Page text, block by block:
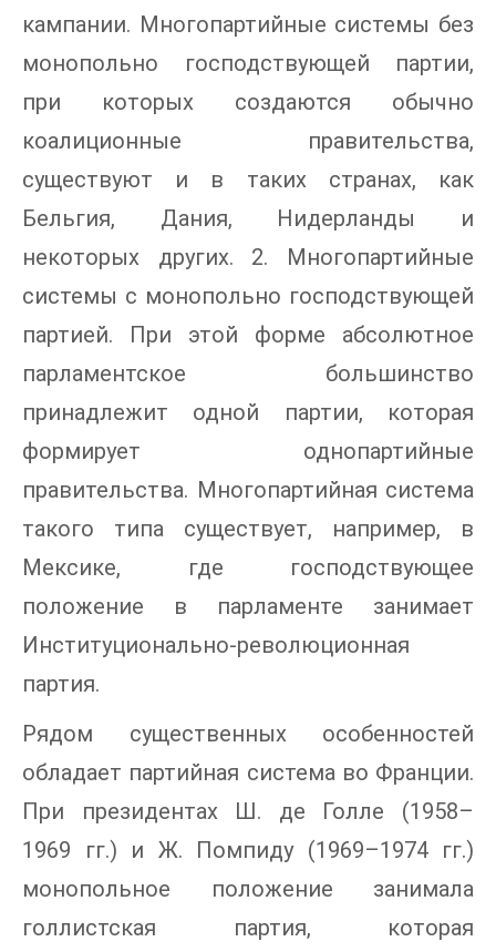
кампании. Многопартийные системы без
монопольно господствующей партии,
при которых создаются обычно
коалиционные правительства,
существуют и в таких странах, как
Бельгия, Дания, Нидерланды и
некоторых других. 2. Многопартийные
системы с монопольно господствующей
партией. При этой форме абсолютное
парламентское большинство
принадлежит одной партии, которая
формирует однопартийные
правительства. Многопартийная система
такого типа существует, например, в
Мексике, где господствующее
положение в парламенте занимает
Институционально-революционная
партия.
Рядом существенных особенностей
обладает партийная система во Франции.
При президентах Ш. де Голле (1958–
1969 гг.) и Ж. Помпиду (1969–1974 гг.)
монопольное положение занимала
голлистская партия, которая